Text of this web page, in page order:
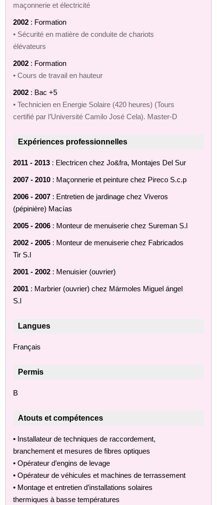
maçonnerie et électricité
2002 : Formation
• Sécurité en matière de conduite de chariots
élévateurs
2002 : Formation
• Cours de travail en hauteur
2002 : Bac +5
• Technicien en Energie Solaire (420 heures) (Tours
certifié par l’Université Camilo José Cela). Master-D
Expériences professionnelles
2011 - 2013 : Electricen chez Jo&fra, Montajes Del Sur
2007 - 2010 : Maçonnerie et peinture chez Pireco S.c.p
2006 - 2007 : Entretien de jardinage chez Viveros
(pépinière) Macías
2005 - 2006 : Monteur de menuiserie chez Sureman S.l
2002 - 2005 : Monteur de menuiserie chez Fabricados
Tir S.l
2001 - 2002 : Menuisier (ouvrier)
2001 : Marbrier (ouvrier) chez Mármoles Miguel ángel
S.l
Langues
Français
Permis
B
Atouts et compétences
• Installateur de techniques de raccordement,
branchement et mesures de fibres optiques
• Opérateur d’engins de levage
• Opérateur de véhicules et machines de terrassement
• Montage et entretien d’installations solaires
thermiques à basse températures